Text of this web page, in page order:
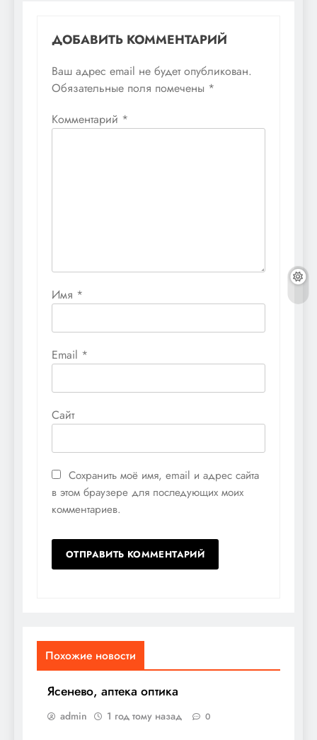
ДОБАВИТЬ КОММЕНТАРИЙ
Ваш адрес email не будет опубликован.
Обязательные поля помечены *
Комментарий *
Имя *
Email *
Сайт
Сохранить моё имя, email и адрес сайта
в этом браузере для последующих моих
комментариев.
Похожие новости
Ясенево, аптека оптика
admin 1 год тому назад 0